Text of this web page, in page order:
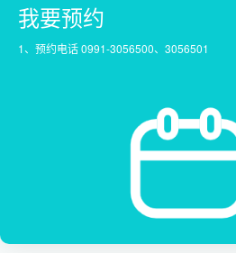
我要预约
1、预约电话 0991-3056500、3056501